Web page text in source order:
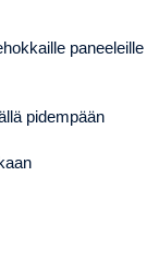
paneeleille
pidempään